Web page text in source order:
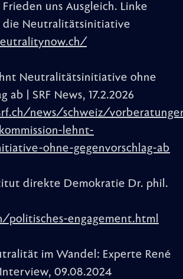
uns Ausgleich. Linke
die Neutralitätsinitiative
Neutralitätsinitiative ohne
ab | SRF News, 17.2.2026
news/schweiz/
lehnt-
ohne-gegenvorschlag-ab
direkte Demokratie Dr. phil.
engagement.html
im Wandel: Experte René
09.08.2024